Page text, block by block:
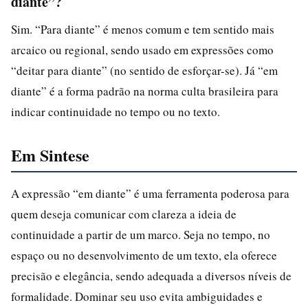
Sim. “Para diante” é menos comum e tem sentido mais
arcaico ou regional, sendo usado em expressões como
“deitar para diante” (no sentido de esforçar-se). Já “em
diante” é a forma padrão na norma culta brasileira para
indicar continuidade no tempo ou no texto.
Em Sintese
A expressão “em diante” é uma ferramenta poderosa para
quem deseja comunicar com clareza a ideia de
continuidade a partir de um marco. Seja no tempo, no
espaço ou no desenvolvimento de um texto, ela oferece
precisão e elegância, sendo adequada a diversos níveis de
formalidade. Dominar seu uso evita ambiguidades e